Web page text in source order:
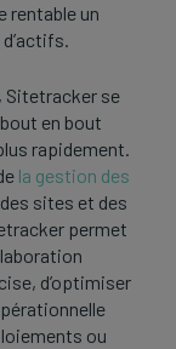
rentable un
Sitetracker se
en bout
rapidement.
la gestion des
sites et des
permet
d’optimiser
ou